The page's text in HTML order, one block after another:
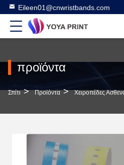
Eileen01@cnwristbands.com
προϊόντα
Σπίτι > Προϊόντα > Χειροπέδες